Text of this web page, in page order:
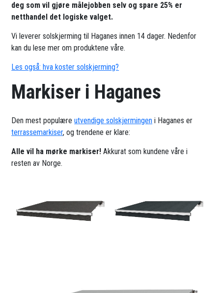
deg som vil gjøre målejobben selv og spare 25% er
netthandel det logiske valget.
Vi leverer solskjerming til Haganes innen 14 dager. Nedenfor
kan du lese mer om produktene våre.
Les også: hva koster solskjerming?
Markiser i Haganes
Den mest populæreutvendige solskjermingen i Haganes er
terrassemarkiser, og trendene er klare:
Alle vil ha mørke markiser! Akkurat som kundene våre i
resten av Norge.